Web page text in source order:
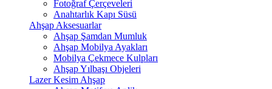
Fotoğraf Çerçeveleri
Anahtarlık Kapı Süsü
Ahşap Aksesuarlar
Ahşap Şamdan Mumluk
Ahşap Mobilya Ayakları
Mobilya Çekmece Kulpları
Ahşap Yılbaşı Objeleri
Lazer Kesim Ahşap